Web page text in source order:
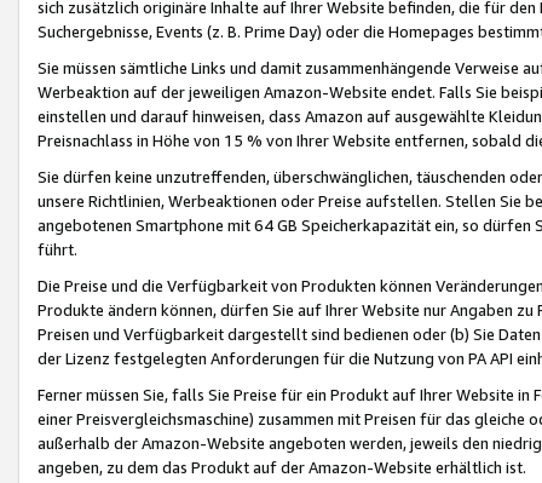
sich zusätzlich originäre Inhalte auf Ihrer Website befinden, die für
Suchergebnisse, Events (z. B. Prime Day) oder die Homepages
Sie müssen sämtliche Links und damit zusammenhängende
Werbeaktion auf der jeweiligen Amazon-Website endet. Falls Sie
einstellen und darauf hinweisen, dass Amazon auf ausgewählte
Preisnachlass in Höhe von 15 % von Ihrer Website entfernen, sobald
Sie dürfen keine unzutreffenden, überschwänglichen, täuschenden
unsere Richtlinien, Werbeaktionen oder Preise aufstellen. Stellen Sie
angebotenen Smartphone mit 64 GB Speicherkapazität ein, so dürfen
führt.
Die Preise und die Verfügbarkeit von Produkten können
Produkte ändern können, dürfen Sie auf Ihrer Website nur Angaben
Preisen und Verfügbarkeit dargestellt sind bedienen oder (b) Sie
der Lizenz festgelegten Anforderungen für die Nutzung von PA API
Ferner müssen Sie, falls Sie Preise für ein Produkt auf Ihrer Website
einer Preisvergleichsmaschine) zusammen mit Preisen für das
außerhalb der Amazon-Website angeboten werden, jeweils den
angeben, zu dem das Produkt auf der Amazon-Website erhältlich ist.